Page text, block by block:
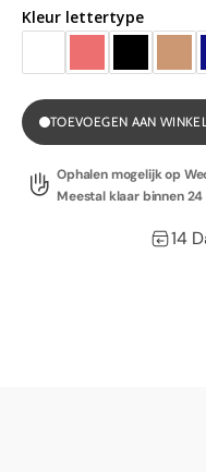
Kleur lettertype
TOEVOEGEN AAN
Ophalen mogelijk op
Meestal klaar binnen 24
14